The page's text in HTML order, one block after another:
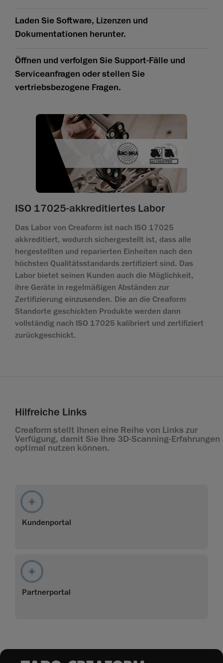
Laden Sie Software, Lizenzen und
Dokumentationen herunter.
Öffnen und verfolgen Sie Support-Fälle und
Serviceanfragen oder stellen Sie
vertriebsbezogene Fragen.
ISO 17025-akkreditiertes Labor
Das Labor von Creaform ist nach ISO 17025
akkreditiert, wodurch sichergestellt ist, dass alle
hergestellten und reparierten Einheiten nach den
höchsten Qualitätsstandards zertifiziert sind. Das
Labor bietet seinen Kunden auch die Möglichkeit,
ihre Geräte in regelmäßigen Abständen zur
Zertifizierung einzusenden. Die an die Creaform
Standorte geschickten Produkte werden dann
vollständig nach ISO 17025 kalibriert und zertifiziert
zurückgeschickt.
Hilfreiche Links
Creaform stellt Ihnen eine Reihe von Links zur
Verfügung, damit Sie Ihre 3D-Scanning-Erfahrungen
optimal nutzen können.
Kundenportal
Partnerportal